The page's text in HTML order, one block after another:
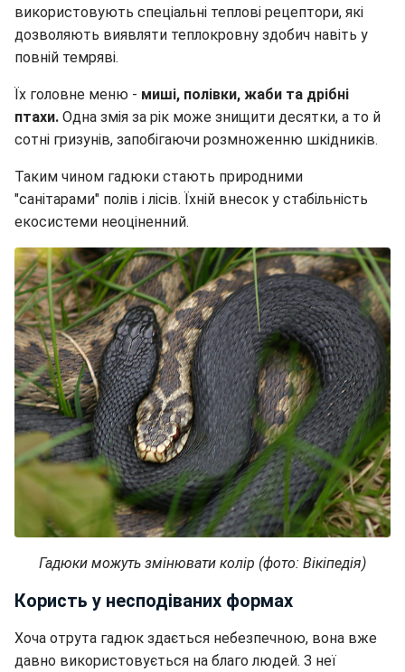
використовують спеціальні теплові рецептори, які
дозволяють виявляти теплокровну здобич навіть у
повній темряві.
Їх головне меню - миші, полівки, жаби та дрібні
птахи. Одна змія за рік може знищити десятки, а то й
сотні гризунів, запобігаючи розмноженню шкідників.
Таким чином гадюки стають природними
"санітарами" полів і лісів. Їхній внесок у стабільність
екосистеми неоціненний.
Гадюки можуть змінювати колір (фото: Вікіпедія)
Користь у несподіваних формах
Хоча отрута гадюк здається небезпечною, вона вже
давно використовується на благо людей. З неї